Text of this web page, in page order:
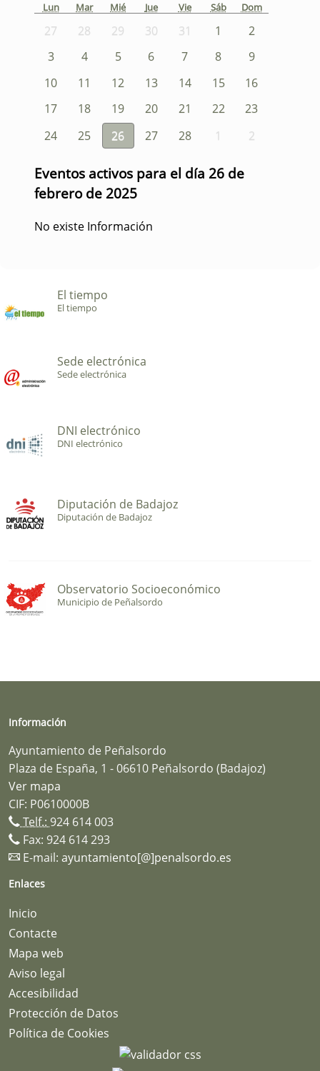
Lun Mar Mié Jue Vie Sáb Dom
27 28 29 30 31 1
2
3
4 5 6 7 8
9
10
11 12 13 14 15
16
17
18 19 20 21 22
23
24
25 26 27 28 1 2
Eventos activos para el día 26 de
febrero de 2025
No existe Información
El tiempo
El tiempo
Sede electrónica
Sede electrónica
DNI electrónico
DNI electrónico
Diputación de Badajoz
Diputación de Badajoz
Observatorio Socioeconómico
Municipio de Peñalsordo
Información
Ayuntamiento de Peñalsordo
Plaza de España, 1 - 06610 Peñalsordo (Badajoz)
Ver mapa
CIF: P0610000B
Telf.: 924 614 003
Fax: 924 614 293
E-mail: ayuntamiento[@]penalsordo.es
Enlaces
Inicio
Contacte
Mapa web
Aviso legal
Accesibilidad
Protección de Datos
Política de Cookies